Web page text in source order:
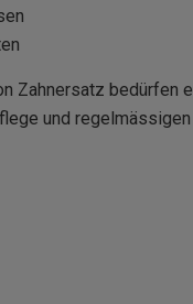
Zahnersatz bedürfen
und regelmässigen